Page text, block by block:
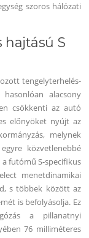
szoros hálózati
hajtású S
tengelyterhelés-
alacsony
csökkenti az autó
előnyöket nyújt az
melynek
közvetlenebbé
futómű S-specifikus
menetdinamikai
s többek között az
is befolyásolja. Ez
a pillanatnyi
76 milliméteres